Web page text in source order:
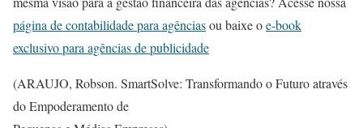
página de contabilidade para agênciasou baixe oe-book
exclusivo para agências de publicidade
(ARAUJO, Robson. SmartSolve: Transformando o Futuro através
do Empoderamento de